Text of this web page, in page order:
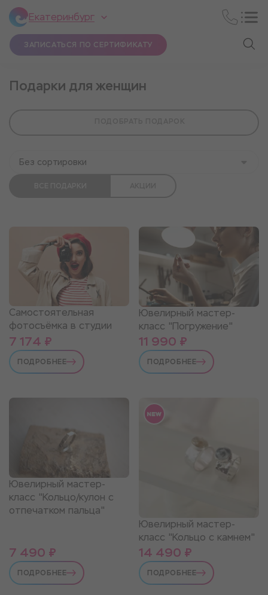
Екатеринбург
ЗАПИСАТЬСЯ ПО СЕРТИФИКАТУ
Подарки для женщин
Без сортировки
Самостоятельная
фотосъёмка в студии
7 174 ₽
ПОДРОБНЕЕ
Ювелирный мастер-
класс "Погружение"
11 990 ₽
ПОДРОБНЕЕ
Ювелирный мастер-
класс "Кольцо/кулон с
отпечатком пальца"
7 490 ₽
ПОДРОБНЕЕ
Ювелирный мастер-
класс "Кольцо с камнем"
14 490 ₽
ПОДРОБНЕЕ